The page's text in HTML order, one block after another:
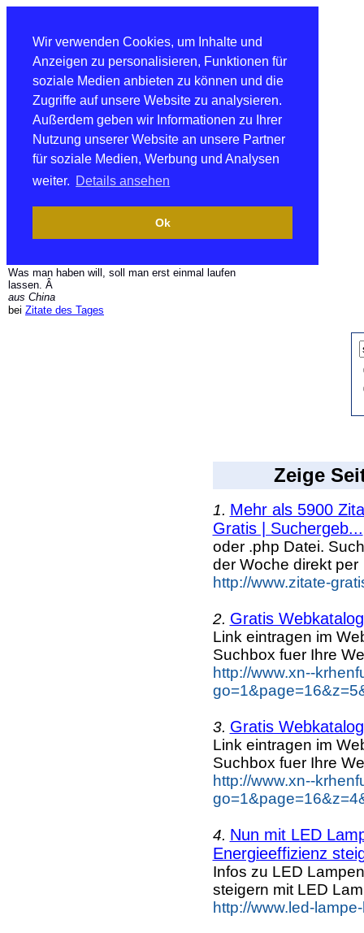
Wir verwenden Cookies, um Inhalte und
Anzeigen zu personalisieren, Funktionen für
soziale Medien anbieten zu können und die
Zugriffe auf unsere Website zu analysieren.
Außerdem geben wir Informationen zu Ihrer
Nutzung unserer Website an unsere Partner
für soziale Medien, Werbung und Analysen
weiter. Details ansehen
Ok
Was man haben will, soll man erst einmal laufen
lassen. Â
aus China
bei Zitate des Tages
Zeige
1. Mehr als 5900
Gratis | Suchergeb...
oder .php Datei.
der Woche direkt per
http://www.zitate-
2. Gratis
Link eintragen im
Suchbox fuer Ihre
http://www.xn--
3. Gratis
Link eintragen im
Suchbox fuer Ihre
http://www.xn--
4. Nun mit LED
Energieeffizienz
Infos zu LED
steigern mit LED
http://www.led-